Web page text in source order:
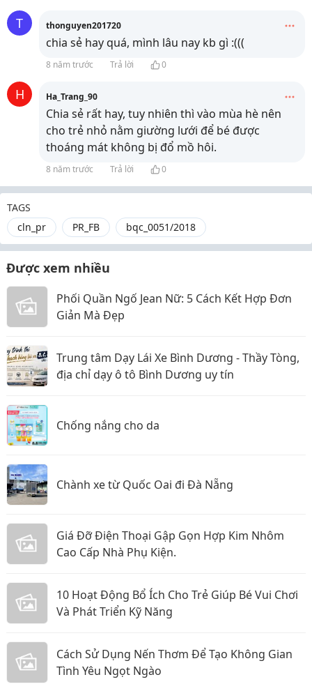
T thonguyen201720
chia sẻ hay quá, mình lâu nay kb gì :(((
8 năm trước Trả lời 0
H Ha_Trang_90
Chia sẻ rất hay, tuy nhiên thì vào mùa hè nên
cho trẻ nhỏ nằm giường lưới để bé được
thoáng mát không bị đổ mồ hôi.
8 năm trước Trả lời 0
TAGS
cln_pr
PR_FB bqc_0051/2018
Được xem nhiều
Phối Quần Ngố Jean Nữ: 5 Cách Kết Hợp Đơn
Giản Mà Đẹp
Trung tâm Dạy Lái Xe Bình Dương - Thầy Tòng,
địa chỉ dạy ô tô Bình Dương uy tín
Chống nắng cho da
Chành xe từ Quốc Oai đi Đà Nẵng
Giá Đỡ Điện Thoại Gập Gọn Hợp Kim Nhôm
Cao Cấp Nhà Phụ Kiện.
10 Hoạt Động Bổ Ích Cho Trẻ Giúp Bé Vui Chơi
Và Phát Triển Kỹ Năng
Cách Sử Dụng Nến Thơm Để Tạo Không Gian
Tình Yêu Ngọt Ngào